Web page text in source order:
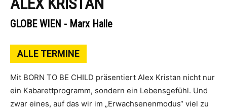
GLOBE WIEN - Marx Halle
ALLE TERMINE
Mit BORN TO BE CHILD präsentiert Alex Kristan nicht nur
ein Kabarettprogramm, sondern ein Lebensgefühl. Und
zwar eines, auf das wir im „Erwachsenenmodus“ viel zu